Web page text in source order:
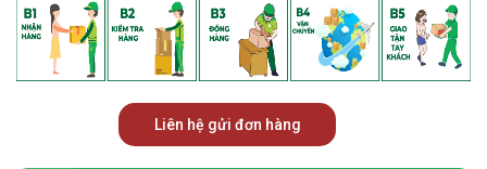
Liên hệ gửi đơn hàng